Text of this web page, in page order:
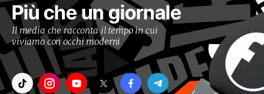
Più che un giornale
Il media che racconta il tempo in cui
viviamo con occhi moderni